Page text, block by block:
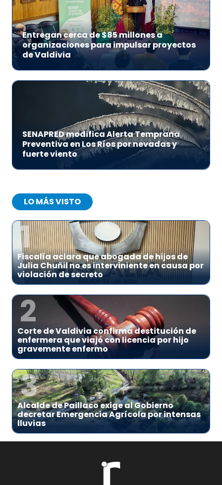
Entregan cerca de $85 millones a
organizaciones para impulsar proyectos
de Valdivia
SENAPRED modifica Alerta Temprana
Preventiva en Los Ríos por nevadas y
fuerte viento
LO MÁS VISTO
1
Fiscalía aclara que abogada de hijos de
Julia Chuñil no es interviniente en causa por
violación de secreto
2
Corte de Valdivia confirma destitución de
enfermera que viajó con licencia por hijo
gravemente enfermo
3
Alcalde de Paillaco exige al Gobierno
decretar Emergencia Agrícola por intensas
lluvias